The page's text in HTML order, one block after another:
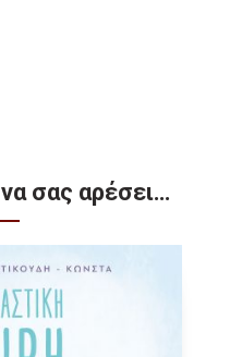
σας αρέσει…